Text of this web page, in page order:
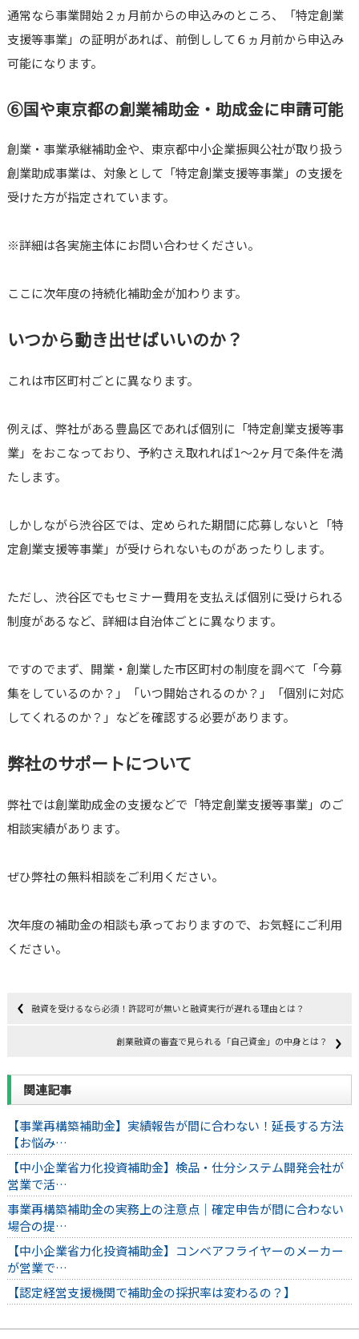
通常なら事業開始２ヵ月前からの申込みのところ、「特定創業
支援等事業」の証明があれば、前倒しして６ヵ月前から申込み
可能になります。
⑥国や東京都の創業補助金・助成金に申請可能
創業・事業承継補助金や、東京都中小企業振興公社が取り扱う
創業助成事業は、対象として「特定創業支援等事業」の支援を
受けた方が指定されています。
※詳細は各実施主体にお問い合わせください。
ここに次年度の持続化補助金が加わります。
いつから動き出せばいいのか？
これは市区町村ごとに異なります。
例えば、弊社がある豊島区であれば個別に「特定創業支援等事
業」をおこなっており、予約さえ取れれば1〜2ヶ月で条件を満
たします。
しかしながら渋谷区では、定められた期間に応募しないと「特
定創業支援等事業」が受けられないものがあったりします。
ただし、渋谷区でもセミナー費用を支払えば個別に受けられる
制度があるなど、詳細は自治体ごとに異なります。
ですのでまず、開業・創業した市区町村の制度を調べて「今募
集をしているのか？」「いつ開始されるのか？」「個別に対応
してくれるのか？」などを確認する必要があります。
弊社のサポートについて
弊社では創業助成金の支援などで「特定創業支援等事業」のご
相談実績があります。
ぜひ弊社の無料相談をご利用ください。
次年度の補助金の相談も承っておりますので、お気軽にご利用
ください。
融資を受けるなら必須！許認可が無いと融資実行が遅れる理由とは？
創業融資の審査で見られる「自己資金」の中身とは？
関連記事
【事業再構築補助金】実績報告が間に合わない！延長する方法
【お悩み…
【中小企業省力化投資補助金】検品・仕分システム開発会社が
営業で活…
事業再構築補助金の実務上の注意点｜確定申告が間に合わない
場合の提…
【中小企業省力化投資補助金】コンベアフライヤーのメーカー
が営業で…
【認定経営支援機関で補助金の採択率は変わるの？】